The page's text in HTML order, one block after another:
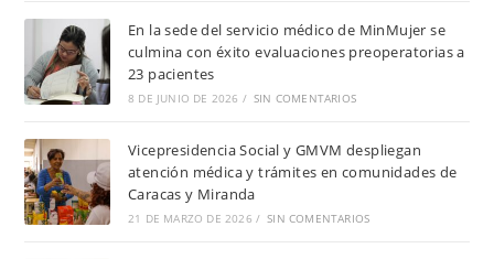
En la sede del servicio médico de MinMujer se
culmina con éxito evaluaciones preoperatorias a
23 pacientes
8 DE JUNIO DE 2026 / SIN COMENTARIOS
Vicepresidencia Social y GMVM despliegan
atención médica y trámites en comunidades de
Caracas y Miranda
21 DE MARZO DE 2026 / SIN COMENTARIOS